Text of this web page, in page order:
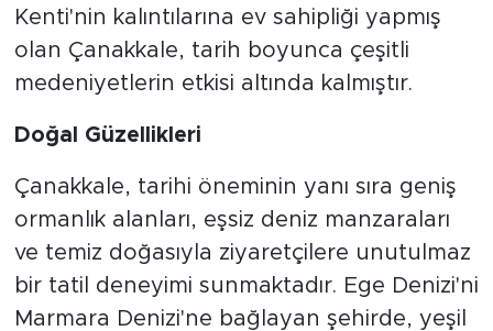
Kenti'nin kalıntılarına ev sahipliği yapmış
olan Çanakkale, tarih boyunca çeşitli
medeniyetlerin etkisi altında kalmıştır.
Doğal Güzellikleri
Çanakkale, tarihi öneminin yanı sıra geniş
ormanlık alanları, eşsiz deniz manzaraları
ve temiz doğasıyla ziyaretçilere unutulmaz
bir tatil deneyimi sunmaktadır. Ege Denizi'ni
Marmara Denizi'ne bağlayan şehirde, yeşil